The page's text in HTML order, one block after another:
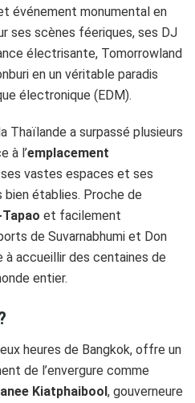
événement monumental en
ses scènes féeriques, ses DJ
électrisante, Tomorrowland
en un véritable paradis
électronique (EDM).
Thaïlande a surpassé plusieurs
à l’emplacement
ses vastes espaces et ses
établies. Proche de
Tapao et facilement
de Suvarnabhumi et Don
à accueillir des centaines de
entier.
heures de Bangkok, offre un
de l’envergure comme
Kiatphaibool, gouverneure